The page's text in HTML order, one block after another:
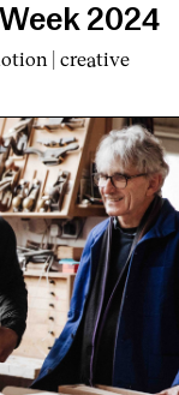
2024
| creative